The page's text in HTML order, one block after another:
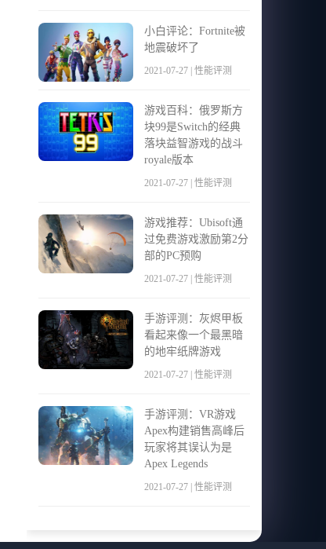
小白评论：Fortnite被
地震破坏了
2021-07-27 | 性能评测
游戏百科：俄罗斯方
块99是Switch的经典
落块益智游戏的战斗
royale版本
2021-07-27 | 性能评测
游戏推荐：Ubisoft通
过免费游戏激励第2分
部的PC预购
2021-07-27 | 性能评测
手游评测：灰烬甲板
看起来像一个最黑暗
的地牢纸牌游戏
2021-07-27 | 性能评测
手游评测：VR游戏
Apex构建销售高峰后
玩家将其误认为是
Apex Legends
2021-07-27 | 性能评测